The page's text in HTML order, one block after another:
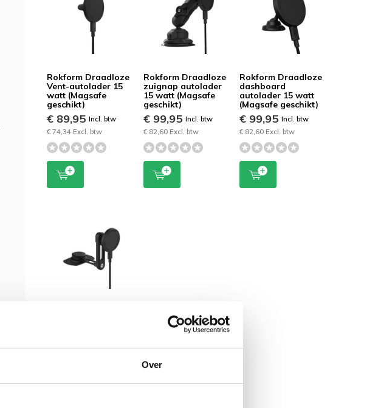
Over
Rokform Draadloze
Vent-autolader 15
watt (Magsafe
geschikt)
€ 89,95Incl. btw
€ 74,34 Excl. btw
Rokform Draadloze
zuignap autolader
15 watt (Magsafe
geschikt)
€ 99,95 Incl. btw
€ 82,60 Excl. btw
Rokform Draadloze
dashboard
autolader 15 watt
(Magsafe geschikt)
€ 99,95Incl. btw
€ 82,60 Excl. btw